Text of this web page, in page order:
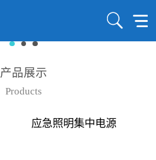
产品展示
Products
应急照明集中电源